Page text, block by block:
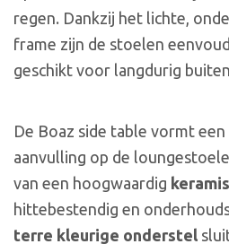
regen. Dankzij het lichte,
frame zijn de stoelen
geschikt voor langdurig
De Boaz side table vormt
aanvulling op de
van een hoogwaardig
hittebestendig en
terre kleurige onderstel